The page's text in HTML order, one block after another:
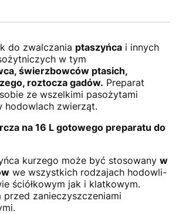
do zwalczania ptaszyńca i innych
w tym
świerzbowców ptasich,
roztocza gadów. Preparat
ze wszelkimi pasożytami
hodowlach zwierząt.
na 16 L gotowego preparatu do
kurzego może być stosowany w
we wszystkich rodzajach hodowli-
ściółkowym jak i klatkowym.
przed zanieczyszczeniami